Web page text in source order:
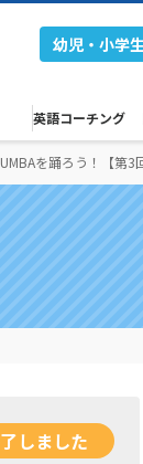
幼児・小学
英語コーチング
を踊ろう！【第3
しました